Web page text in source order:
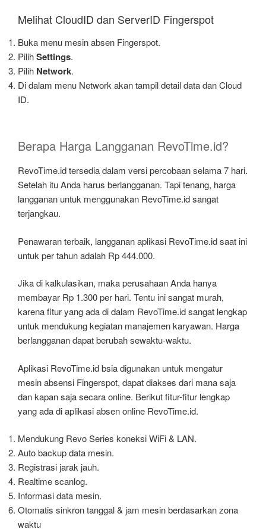
Melihat CloudID dan ServerID Fingerspot
Buka menu mesin absen Fingerspot.
PilihSettings.
Pilih Network.
Di dalam menu Network akan tampil detail data dan Cloud
ID.
Berapa Harga Langganan RevoTime.id?
RevoTime.id tersedia dalam versi percobaan selama 7 hari.
Setelah itu Anda harus berlangganan. Tapi tenang, harga
langganan untuk menggunakan RevoTime.id sangat
terjangkau.
Penawaran terbaik, langganan aplikasi RevoTime.id saat ini
untuk per tahun adalah Rp 444.000.
Jika di kalkulasikan, maka perusahaan Anda hanya
membayar Rp 1.300 per hari. Tentu ini sangat murah,
karena fitur yang ada di dalam RevoTime.id sangat lengkap
untuk mendukung kegiatan manajemen karyawan. Harga
berlangganan dapat berubah sewaktu-waktu.
Aplikasi RevoTime.id bsia digunakan untuk mengatur
mesin absensi Fingerspot, dapat diakses dari mana saja
dan kapan saja secara online. Berikut fitur-fitur lengkap
yang ada di aplikasi absen online RevoTime.id.
Mendukung Revo Series koneksi WiFi & LAN.
Auto backup data mesin.
Registrasi jarak jauh.
Realtime scanlog.
Informasi data mesin.
Otomatis sinkron tanggal & jam mesin berdasarkan zona
waktu